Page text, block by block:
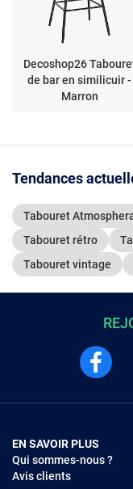
Decoshop26
de bar en similicuir -
Marron
Tendances
Tabouret
Tabouret rétro
Tabouret vintage
EN SAVOIR PLUS
Qui sommes-nous ?
Avis clients